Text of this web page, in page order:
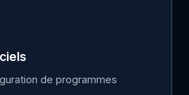
de programmes